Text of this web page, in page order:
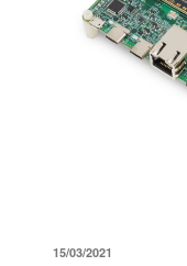
ОПУБЛИКОВАНО
15/03/2021